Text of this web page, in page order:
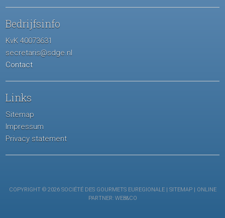
Bedrijfsinfo
KvK 40073631
secretaris@sdge.nl
Contact
Links
Sitemap
Impressum
Privacy statement
COPYRIGHT © 2026 SOCIÉTÉ DES GOURMETS EUREGIONALE | SITEMAP| ONLINE
PARTNER: WEB&CO